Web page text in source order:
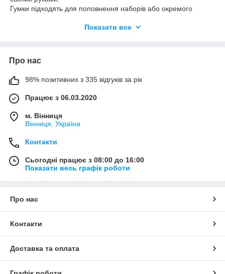
Гумки підходять для поповнення наборів або окремого
різноманітні дизайни та поєднання.
Показати все
Про нас
98% позитивних з 335 відгуків за рік
Працює з 06.03.2020
м. Вінниця
Вінниця, Україна
Контакти
Сьогодні працює з 08:00 до 16:00
Показати весь графік роботи
Про нас
Контакти
Доставка та оплата